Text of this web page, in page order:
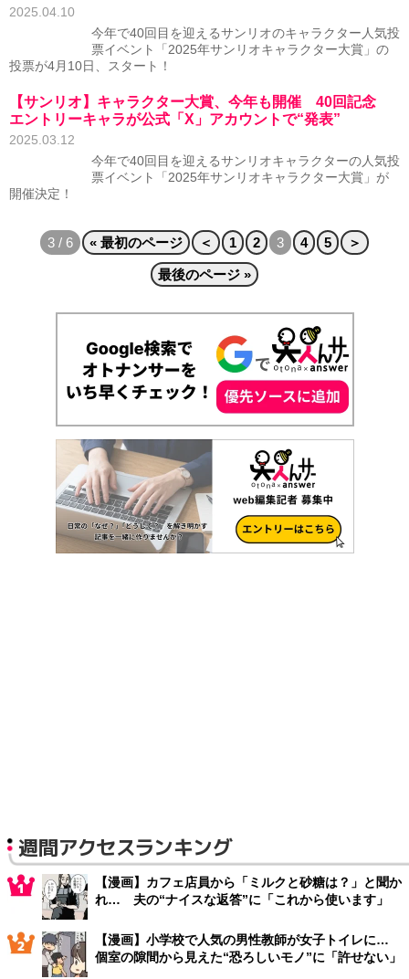
2025.04.10
今年で40回目を迎えるサンリオのキャラクター人気投
票イベント「2025年サンリオキャラクター大賞」の
投票が4月10日、スタート！
【サンリオ】キャラクター大賞、今年も開催 40回記念
エントリーキャラが公式「X」アカウントで“発表”
2025.03.12
今年で40回目を迎えるサンリオキャラクターの人気投
票イベント「2025年サンリオキャラクター大賞」が
開催決定！
3 / 6 « 最初のページ ＜ 1 2 3 4 5 ＞
最後のページ »
週間アクセスランキング
【漫画】カフェ店員から「ミルクと砂糖は？」と聞か
れ… 夫の“ナイスな返答”に「これから使います」
【漫画】小学校で人気の男性教師が女子トイレに…
個室の隙間から見えた“恐ろしいモノ”に「許せない」